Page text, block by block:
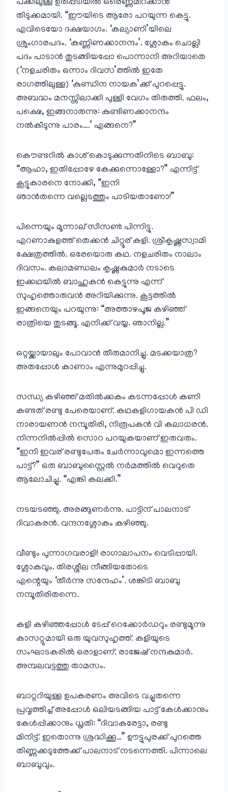
പക്കിലുള്ള ഉരുപ്പടിയിൽ ഒരെണ്ണമിറക്കാൻ
തിടുക്കമായി. “ഈയിടെ ആരോ പറയുന്ന കെട്ടു.
എവിടെയോ ദക്ഷയാഗം. ‘കല്യാണി’യിലെ
ശ്രുംഗാരപദം. ‘കണ്ണിണക്കാനന്ദം’. ശ്ലോകം ചൊല്ലി
പദം പാടാൻ തുടങ്ങിയപ്പോ പൊന്നാനി അറിയാതെ
(‘നളചരിതം ഒന്നാം ദിവസ’ത്തിൽ ഇതേ
രാഗത്തിലുള്ള) ‘കുണ്ഡിന നായക’ക്ക് പുറപ്പെട്ടു.
അബദ്ധം മനസ്സിലാക്കി പുള്ളി വേഗം തിരുത്തി. ഫലം,
പക്ഷെ, ഇങ്ങനാരുന്നു: കുണ്ടിണക്കാനന്ദം
നൽകീടുന്നു പാരം….’ എങ്ങനെ?”
കൌണ്ടറിൽ കാശ് കൊടുക്കുന്നതിനിടെ ബാബു:
“ആഹാ, ഇതിപ്പോഴേ കേക്കുന്നൊള്ളോ?” എന്നിട്ട്
കൂട്ടുകാരനെ നോക്കി, “ഇനി
ഞാൻതന്നെ വല്ലെടത്തും പാടിയതാണോ!”
പിന്നെയും മൂന്നാല് സീസണ്‍ പിന്നിട്ടു.
എറണാകുളത്ത് തെക്കൻ ചിറ്റൂര് കളി. ശ്രീകൃഷ്ണസ്വാമി
ക്ഷേത്രത്തിൽ. ഒരേയൊരു കഥ. നളചരിതം നാലാം
ദിവസം. കലാമണ്ഡലം കൃഷ്ണകുമാർ നടാടെ
ഇക്കഥയിൽ ബാഹുകൻ കെട്ടുന്നു എന്ന്
സുഹൃത്തൊരുവൻ അറിയിക്കുന്നു. കൂട്ടത്തിൽ
ഇങ്ങനെയും പറയുന്നു: “അത്താഴപൂജ കഴിഞ്ഞ്
രാത്രിയെ തുടങ്ങൂ. എനിക്ക് വയ്യ. ഞാനില്ല.”
ഒറ്റയ്ക്കായാലും പോവാൻ തീരുമാനിച്ചു. മടക്കയാത്ര?
അതപ്പോൾ കാണാം എന്നുമുറപ്പിച്ചു.
സന്ധ്യ കഴിഞ്ഞ് മതിൽക്കകം കടന്നപ്പോൾ കണി
കണ്ടത് രണ്ടു പേരെയാണ്‌. കഥകളിഗായകൻ പി ഡി
നാരായണൻ നമ്പൂതിരി, നിരൂപകൻ വി കലാധരൻ.
നിന്നനിൽപ്പിൽ സൊറ പറയുകയാണ്‌ ഇരുവരും.
“ഇനി ഇവര് രണ്ടുപേരും ചേർന്നാവുമൊ ഇന്നത്തെ
പാട്ട്?” ഒരു ബാബുസ്റ്റൈൽ നർമത്തിൽ വെറുതെ
ആലോചിച്ചു. “എങ്കി കലക്കി.”
നടയടഞ്ഞു. അരങ്ങുണർന്നു. പാട്ടിന് പാലനാട്
ദിവാകരൻ. വന്ദനശ്ലോകം കഴിഞ്ഞു.
വീണ്ടും പുന്നാഗവരാളി! രാഗാലാപനം വെടിപ്പായി.
ശ്ലോകവും. തിരശ്ശീല നീങ്ങിയതോടെ
എന്റെയും ‘തീർന്നു സന്ദേഹം’. ശങ്കിടി ബാബു
നമ്പൂതിരിതന്നെ.
കളി കഴിഞ്ഞപ്പോൾ ടേപ്പ് റെക്കോർഡറും രണ്ടുമൂന്നു
കാസറ്റുമായി ഒരു യുവസുഹൃത്ത്. കളിയുടെ
സംഘാടകരിൽ ഒരാളാണ്. രാജേഷ് നന്ദകുമാർ.
അമ്പലവട്ടത്തു താമസം.
ബാറ്ററിയുള്ള ഉപകരണം അവിടെ വച്ചുതന്നെ
പ്രവൃത്തിച്ച് അപ്പോൾ ഒലിയടങ്ങിയ പാട്ട് കേൾക്കാനും
കേൾപ്പിക്കാനും ധൃതി: “ദിവാകരേട്ടാ, രണ്ടു
മിനിട്ട്. ഇതൊന്നു ശ്രദ്ധിക്കൂ…” ഊട്ടുപുരക്ക് പുറത്തെ
തിണ്ണക്കടുത്തേക്ക് പാലനാട് നടന്നെത്തി. പിന്നാലെ
ബാബുവും.